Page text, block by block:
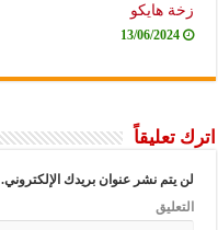
زخة هايكو
13/06/2024
اترك تعليقاً
لن يتم نشر عنوان بريدك الإلكتروني.
التعليق